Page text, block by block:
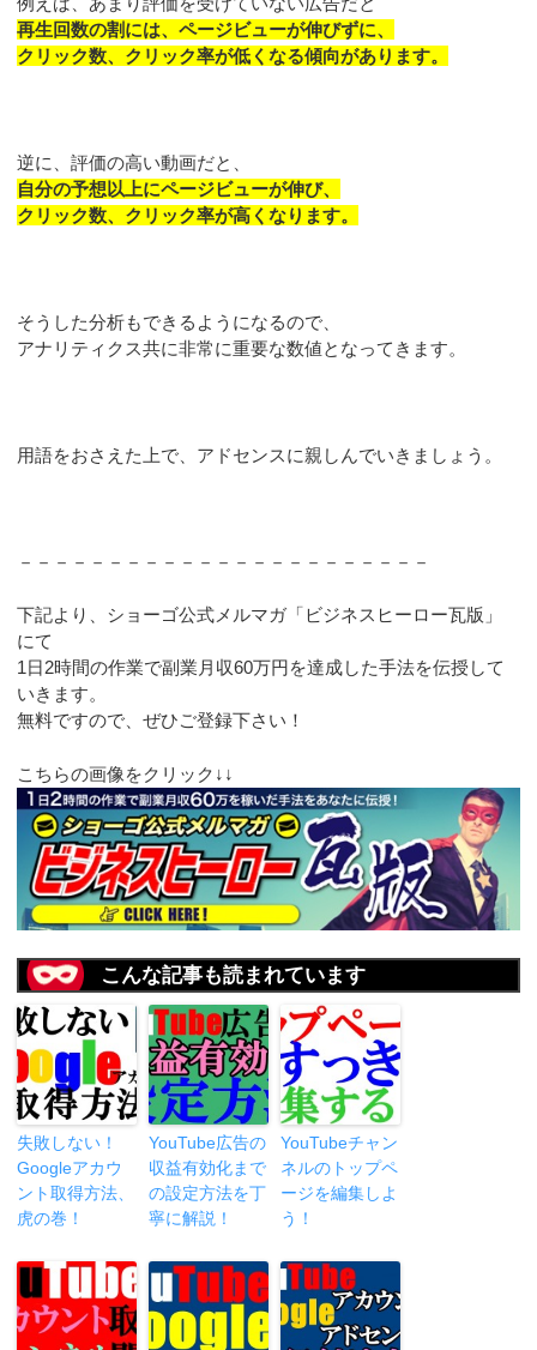
再生回数の割には、ページビューが伸びずに、
クリック数、クリック率が低くなる傾向があります。
逆に、評価の高い動画だと、
自分の予想以上にページビューが伸び、
クリック数、クリック率が高くなります。
そうした分析もできるようになるので、
アナリティクス共に非常に重要な数値となってきます。
用語をおさえた上で、アドセンスに親しんでいきましょう。
－－－－－－－－－－－－－－－－－－－－－－－
下記より、ショーゴ公式メルマガ「ビジネスヒーロー瓦版」
にて
1日2時間の作業で副業月収60万円を達成した手法を伝授して
いきます。
無料ですので、ぜひご登録下さい！
こちらの画像をクリック↓↓
こんな記事も読まれています
失敗しない！
Googleアカウ
ント取得方法、
虎の巻！
YouTube広告の
収益有効化まで
の設定方法を丁
寧に解説！
YouTubeチャン
ネルのトップペ
ージを編集しよ
う！